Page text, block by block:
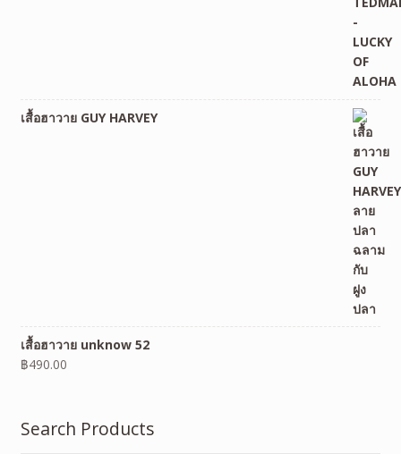
เสื้อฮาวาย GUY HARVEY
เสื้อฮาวาย unknow 52
฿490.00
Search Products